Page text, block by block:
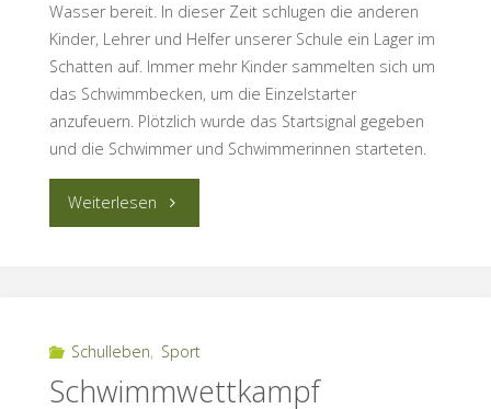
Wasser bereit. In dieser Zeit schlugen die anderen
Kinder, Lehrer und Helfer unserer Schule ein Lager im
Schatten auf. Immer mehr Kinder sammelten sich um
das Schwimmbecken, um die Einzelstarter
anzufeuern. Plötzlich wurde das Startsignal gegeben
und die Schwimmer und Schwimmerinnen starteten.
Weiterlesen “2.
Schulleben, Sport
Schwimmwettkampf